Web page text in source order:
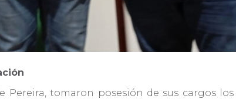
tomaron posesión de sus cargos